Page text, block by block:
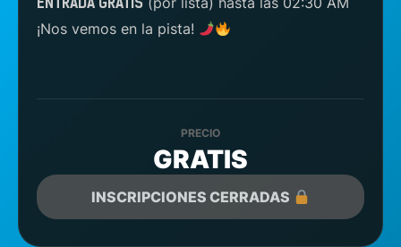
¡Nos vemos en la pista!
PRECIO
GRATIS
INSCRIPCIONES CERRADAS